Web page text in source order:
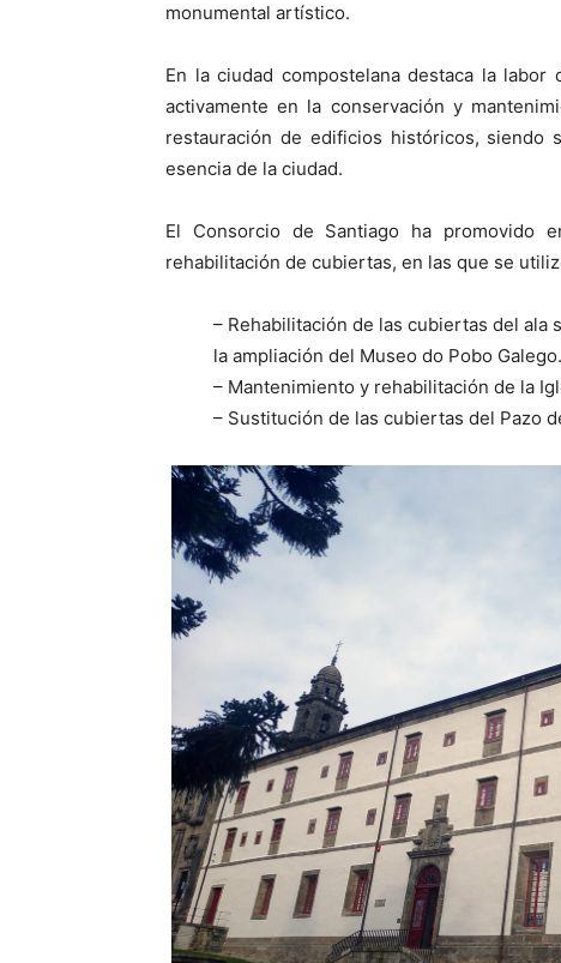
monumental artístico.
En la ciudad compostelana destaca la
activamente en la conservación y
restauración de edificios históricos, siendo
esencia de la ciudad.
El Consorcio de Santiago ha
rehabilitación de cubiertas, en las que se
– Rehabilitación de las cubiertas del ala
la ampliación del Museo do Pobo Galego.
– Mantenimiento y rehabilitación de la
– Sustitución de las cubiertas del Pazo